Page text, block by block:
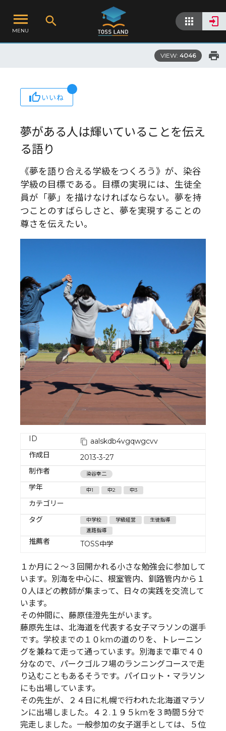
MENU
VIEW: 4046
いいね
夢がある人は輝いていることを伝え
る語り
《夢を語り合える学級をつくろう》が、染谷
学級の目標である。目標の実現には、生徒全
員が「夢」を描けなければならない。夢を持
つことのすばらしさと、夢を実現することの
尊さを伝えたい。
ID
aalskdb4vgqwgcvv
作成日
2013-3-27
制作者
染谷幸二
学年 中1 中2 中3
カテゴリー
タグ
中学校 学級経営
生徒指導
進路指導
推薦者 TOSS中学
１か月に２～３回開かれる小さな勉強会に参加して
います。別海を中心に、根室管内、釧路管内から１
０人ほどの教師が集まって、日々の実践を交流して
います。
その仲間に、藤原佳澄先生がいます。
藤原先生は、北海道を代表する女子マラソンの選手
です。学校までの１０kmの道のりを、トレーニン
グを兼ねて走って通っています。別海まで車で４０
分なので、パークゴルフ場のランニングコースで走
り込むこともあるそうです。パイロット・マラソン
にも出場しています。
その先生が、２４日に札幌で行われた北海道マラソ
ンに出場しました。４２.１９５kmを３時間５分で
完走しました。一般参加の女子選手としては、５位